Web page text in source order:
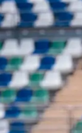
Volley
Hockey
Altri sport
Hockey
Pallanuoto